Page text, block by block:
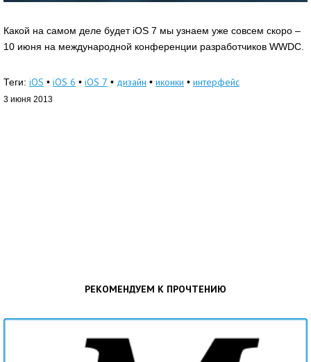
Какой на самом деле будет iOS 7 мы узнаем уже совсем скоро –
10 июня на международной конференции разработчиков WWDC.
Теги: iOS • iOS 6 • iOS 7 • дизайн • иконки • интерфейс
3 июня 2013
РЕКОМЕНДУЕМ К ПРОЧТЕНИЮ